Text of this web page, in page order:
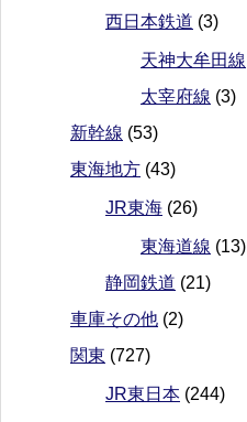
西日本鉄道 (3)
天神大牟田線
太宰府線 (3)
新幹線 (53)
東海地方 (43)
JR東海 (26)
東海道線 (13)
静岡鉄道 (21)
車庫その他 (2)
関東 (727)
JR東日本 (244)